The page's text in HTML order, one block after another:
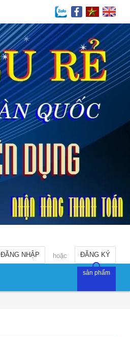
ĐĂNG KÝ
hoặc
ĐĂNG NHẬP
sản phẩm